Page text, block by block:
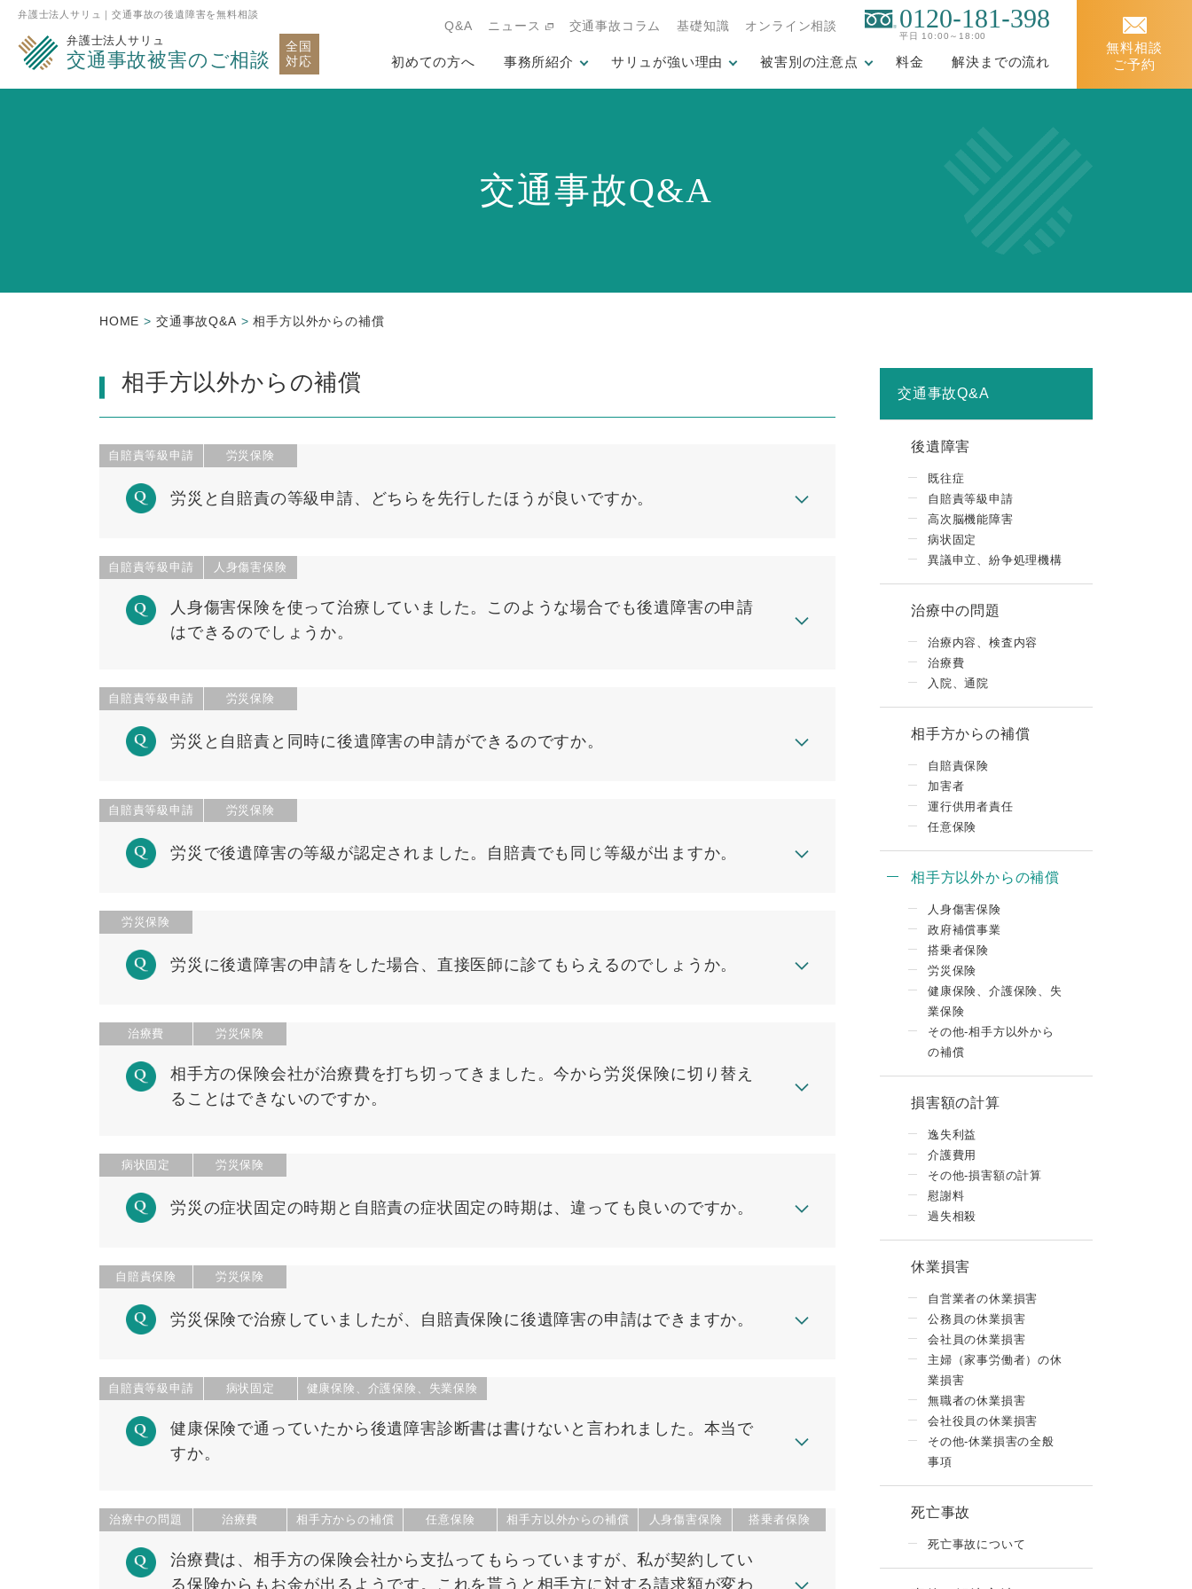
弁護士法人サリュ｜交通事故の後遺障害を無料相談
弁護士法人サリュ
交通事故被害のご相談
全国
対応
Q&A ニュース 交通事故コラム 基礎知識 オンライン相談 0120-181-398
平日 10:00～18:00
無料相談
ご予約
初めての方へ 事務所紹介 サリュが強い理由 被害別の注意点 料金 解決までの流れ
交通事故Q&A
HOME 交通事故Q&A 相手方以外からの補償
相手方以外からの補償
労災と自賠責の等級申請、どちらを先行したほうが良いですか。
自賠責等級申請 労災保険
人身傷害保険を使って治療していました。このような場合でも後遺障害の申請
はできるのでしょうか。
自賠責等級申請 人身傷害保険
労災と自賠責と同時に後遺障害の申請ができるのですか。
自賠責等級申請 労災保険
労災で後遺障害の等級が認定されました。自賠責でも同じ等級が出ますか。
自賠責等級申請 労災保険
労災に後遺障害の申請をした場合、直接医師に診てもらえるのでしょうか。
労災保険
相手方の保険会社が治療費を打ち切ってきました。今から労災保険に切り替え
ることはできないのですか。
治療費 労災保険
労災の症状固定の時期と自賠責の症状固定の時期は、違っても良いのですか。
病状固定 労災保険
労災保険で治療していましたが、自賠責保険に後遺障害の申請はできますか。
自賠責保険 労災保険
健康保険で通っていたから後遺障害診断書は書けないと言われました。本当で
すか。
自賠責等級申請 病状固定 健康保険、介護保険、失業保険
治療費は、相手方の保険会社から支払ってもらっていますが、私が契約してい
る保険からもお金が出るようです。これを貰うと相手方に対する請求額が変わ
治療中の問題 治療費 相手方からの補償 任意保険 相手方以外からの補償 人身傷害保険 搭乗者保険
交通事故Q&A
後遺障害
既往症
自賠責等級申請
高次脳機能障害
病状固定
異議申立、紛争処理機構
治療中の問題
治療内容、検査内容
治療費
入院、通院
相手方からの補償
自賠責保険
加害者
運行供用者責任
任意保険
相手方以外からの補償
人身傷害保険
政府補償事業
搭乗者保険
労災保険
健康保険、介護保険、失
業保険
その他-相手方以外から
の補償
損害額の計算
逸失利益
介護費用
その他-損害額の計算
慰謝料
過失相殺
休業損害
自営業者の休業損害
公務員の休業損害
会社員の休業損害
主婦（家事労働者）の休
業損害
無職者の休業損害
会社役員の休業損害
その他-休業損害の全般
事項
死亡事故
死亡事故について